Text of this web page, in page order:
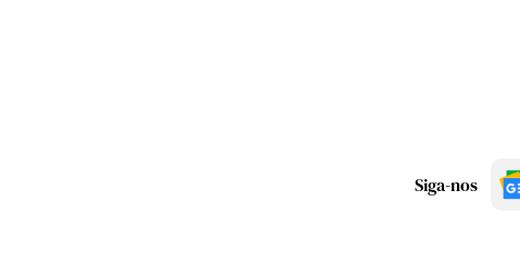
Siga-nos